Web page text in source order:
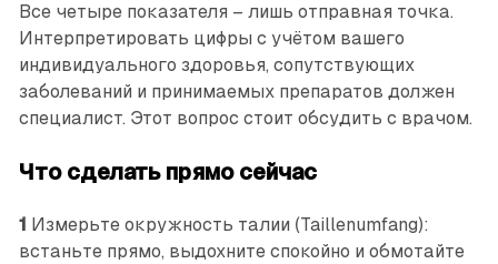
Все четыре показателя – лишь отправная точка.
Интерпретировать цифры с учётом вашего
индивидуального здоровья, сопутствующих
заболеваний и принимаемых препаратов должен
специалист. Этот вопрос стоит обсудить с врачом.
Что сделать прямо сейчас
1 Измерьте окружность талии (Taillenumfang):
встаньте прямо, выдохните спокойно и обмотайте